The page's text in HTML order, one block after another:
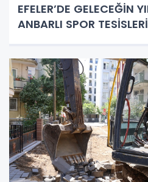
EFELER’DE GELECEĞİN
ANBARLI SPOR